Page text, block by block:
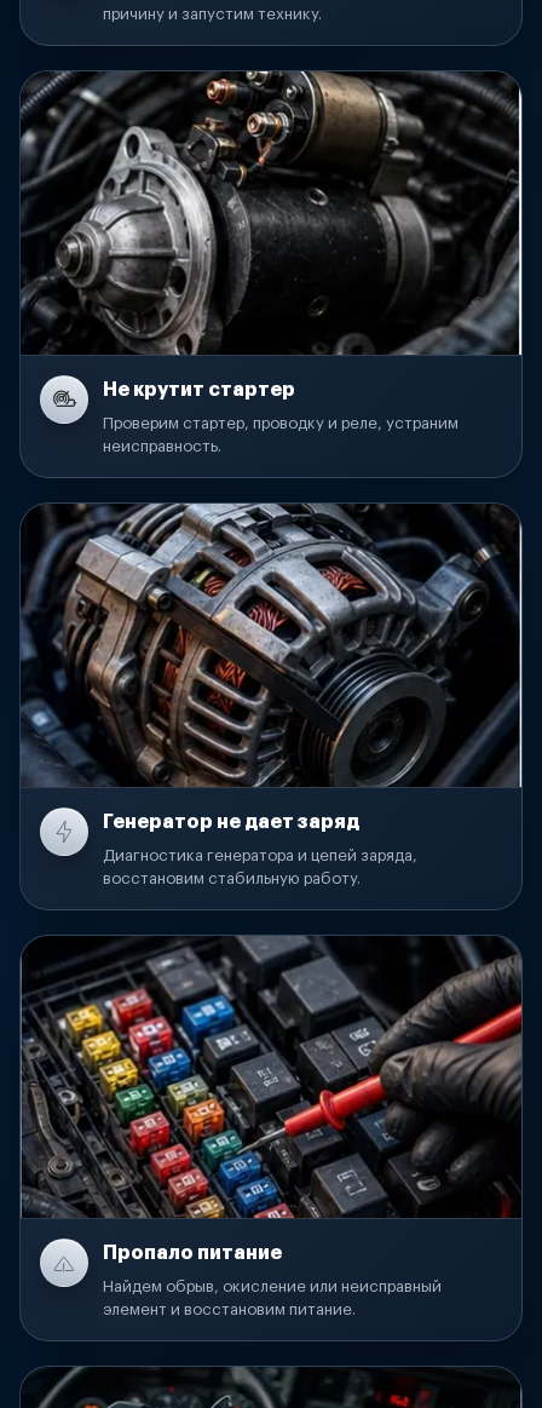
причину и запустим технику.
Не крутит стартер
Проверим стартер, проводку и реле, устраним
неисправность.
Генератор не дает заряд
Диагностика генератора и цепей заряда,
восстановим стабильную работу.
Пропало питание
Найдем обрыв, окисление или неисправный
элемент и восстановим питание.